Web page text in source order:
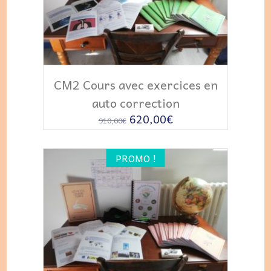
CM2 Cours avec exercices en
auto correction
910,00€ Le
initial
était :
910,00€.
620,00€Le
actuel
est :
620,00€.
PROMO !